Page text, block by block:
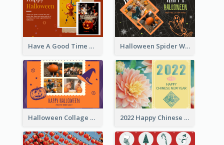
Have A Good Time This Halloween Greeting Card Halloween Spider Web Greeting Card
Halloween Collage Greeting Card 2022 Happy Chinese New Year Flower Photo Greeting Card